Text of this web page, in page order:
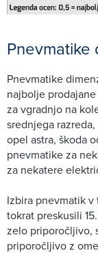
Pnevmatike
Pnevmatike
najbolje
za vgradnjo na
srednjega
opel astra, škoda
pnevmatike za
za nekatere
Izbira pnevmatik
tokrat preskusili
zelo priporočljivo,
priporočljivo z